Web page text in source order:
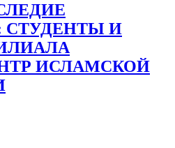
СТУДЕНТЫ И
ИСЛАМСКОЙ